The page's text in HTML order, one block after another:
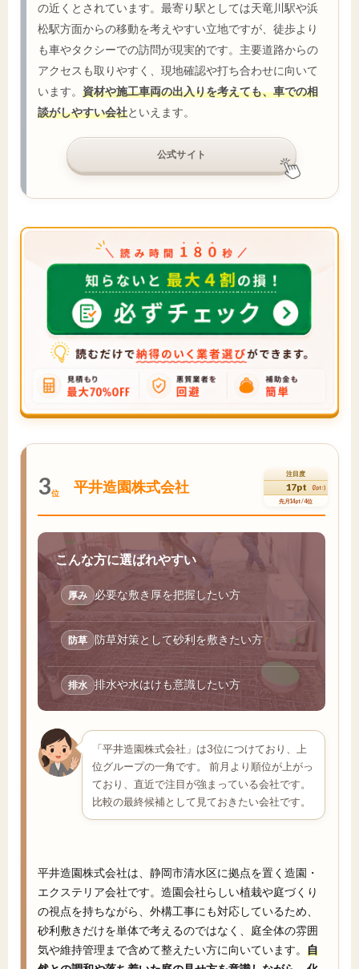
の近くとされています。最寄り駅としては天竜川駅や浜
松駅方面からの移動を考えやすい立地ですが、徒歩より
も車やタクシーでの訪問が現実的です。主要道路からの
アクセスも取りやすく、現地確認や打ち合わせに向いて
います。 資材や施工車両の出入りを考えても、車での相
談がしやすい会社といえます。
公式サイト
3位 平井造園株式会社
注目度
17pt (3pt↑)
先月14pt / 4位
こんな方に選ばれやすい
厚み 必要な敷き厚を把握したい方
防草 防草対策として砂利を敷きたい方
排水 排水や水はけも意識したい方
「平井造園株式会社」は3位につけており、上
位グループの一角です。 前月より順位が上がっ
ており、直近で注目が強まっている会社です。
比較の最終候補として見ておきたい会社です。
平井造園株式会社は、静岡市清水区に拠点を置く造園・
エクステリア会社です。造園会社らしい植栽や庭づくり
の視点を持ちながら、外構工事にも対応しているため、
砂利敷きだけを単体で考えるのではなく、庭全体の雰囲
気や維持管理まで含めて整えたい方に向いています。 自